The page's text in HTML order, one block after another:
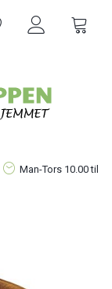
Man-Tors 10.00 til